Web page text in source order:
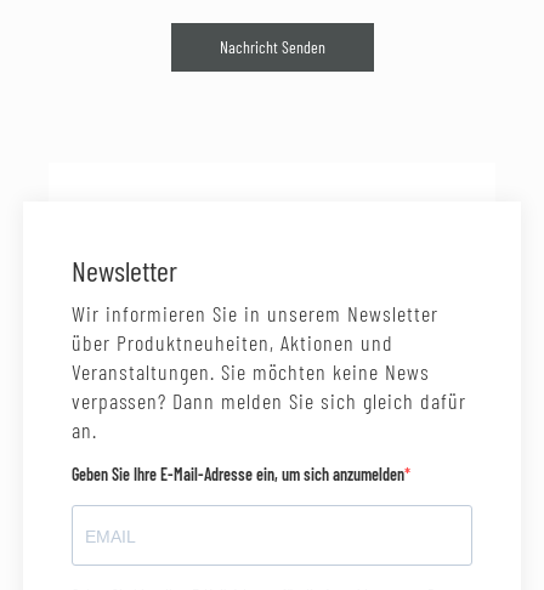
Nachricht Senden
Newsletter
Wir informieren Sie in unserem Newsletter
über Produktneuheiten, Aktionen und
Veranstaltungen. Sie möchten keine News
verpassen? Dann melden Sie sich gleich dafür
an.
Geben Sie Ihre E-Mail-Adresse ein, um sich anzumelden